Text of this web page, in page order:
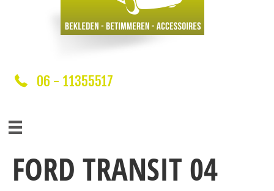
06 - 11355517
FORD TRANSIT 04